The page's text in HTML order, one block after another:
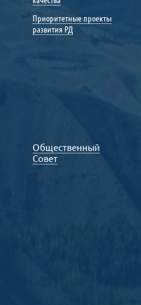
Приоритетные проекты
развития РД
Общественный
Совет